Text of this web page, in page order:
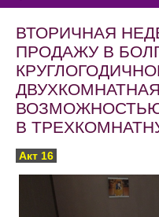
ВТОРИЧНАЯ
ПРОДАЖУ В
В
Акт 16